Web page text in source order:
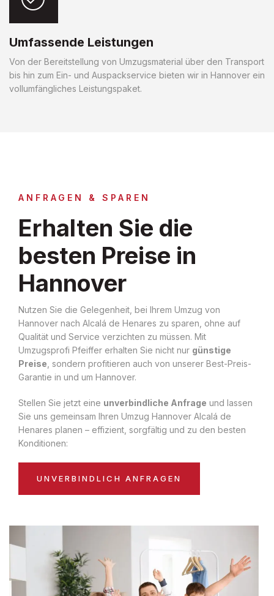
Umfassende Leistungen
Von der Bereitstellung von Umzugsmaterial über den Transport
bis hin zum Ein- und Auspackservice bieten wir in Hannover ein
vollumfängliches Leistungspaket.
ANFRAGEN & SPAREN
Erhalten Sie die
besten Preise in
Hannover
Nutzen Sie die Gelegenheit, bei Ihrem Umzug von
Hannover nach Alcalá de Henares zu sparen, ohne auf
Qualität und Service verzichten zu müssen. Mit
Umzugsprofi Pfeiffer erhalten Sie nicht nur günstige
Preise , sondern profitieren auch von unserer Best-Preis-
Garantie in und um Hannover.
Stellen Sie jetzt eine unverbindliche Anfrage und lassen
Sie uns gemeinsam Ihren Umzug Hannover Alcalá de
Henares planen – effizient, sorgfältig und zu den besten
Konditionen:
UNVERBINDLICH ANFRAGEN